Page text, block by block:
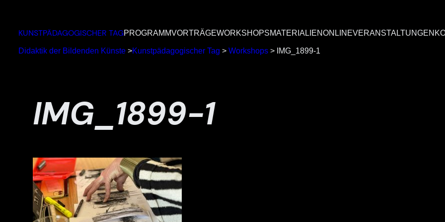
springen
KUNSTPÄDAGOGISCHER TAGPROGRAMMVORTRÄGEWORKSHOPSMATERIALIENONLINEVERANSTALTUNGEN
Didaktik der Bildenden Künste >Kunstpädagogischer Tag > Workshops > IMG_1899-1
IMG_1899-1